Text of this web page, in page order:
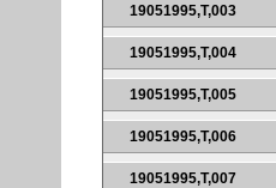
19051995,T,003
19051995,T,004
19051995,T,005
19051995,T,006
19051995,T,007